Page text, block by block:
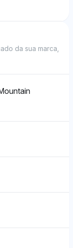
da sua marca,